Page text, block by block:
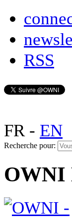
RSS
FR- EN
Recherche pour:
OWNI